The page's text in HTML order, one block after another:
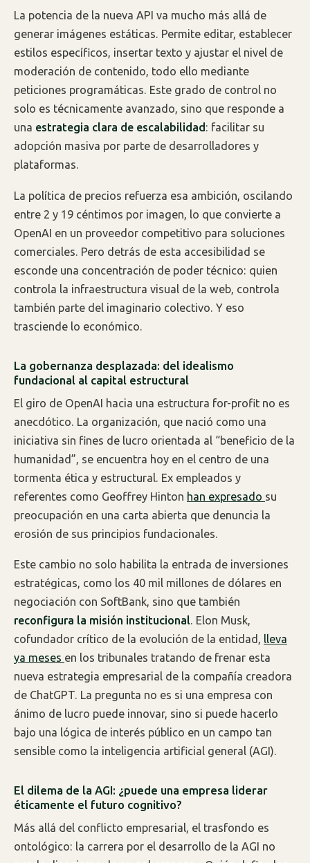
La potencia de la nueva API va mucho más allá de
generar imágenes estáticas. Permite editar, establecer
estilos específicos, insertar texto y ajustar el nivel de
moderación de contenido, todo ello mediante
peticiones programáticas. Este grado de control no
solo es técnicamente avanzado, sino que responde a
una estrategia clara de escalabilidad : facilitar su
adopción masiva por parte de desarrolladores y
plataformas.
La política de precios refuerza esa ambición, oscilando
entre 2 y 19 céntimos por imagen, lo que convierte a
OpenAI en un proveedor competitivo para soluciones
comerciales. Pero detrás de esta accesibilidad se
esconde una concentración de poder técnico: quien
controla la infraestructura visual de la web, controla
también parte del imaginario colectivo. Y eso
trasciende lo económico.
La gobernanza desplazada: del idealismo
fundacional al capital estructural
El giro de OpenAI hacia una estructura for-profit no es
anecdótico. La organización, que nació como una
iniciativa sin fines de lucro orientada al “beneficio de la
humanidad”, se encuentra hoy en el centro de una
tormenta ética y estructural. Ex empleados y
referentes como Geoffrey Hinton han expresado su
preocupación en una carta abierta que denuncia la
erosión de sus principios fundacionales.
Este cambio no solo habilita la entrada de inversiones
estratégicas, como los 40 mil millones de dólares en
negociación con SoftBank, sino que también
reconfigura la misión institucional. Elon Musk,
cofundador crítico de la evolución de la entidad, lleva
ya meses en los tribunales tratando de frenar esta
nueva estrategia empresarial de la compañía creadora
de ChatGPT. La pregunta no es si una empresa con
ánimo de lucro puede innovar, sino si puede hacerlo
bajo una lógica de interés público en un campo tan
sensible como la inteligencia artificial general (AGI).
El dilema de la AGI: ¿puede una empresa liderar
éticamente el futuro cognitivo?
Más allá del conflicto empresarial, el trasfondo es
ontológico: la carrera por el desarrollo de la AGI no